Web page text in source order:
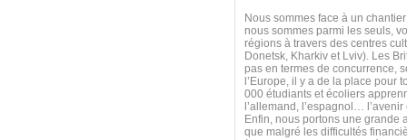
Nous sommes face à un
nous sommes parmi les seuls,
régions à travers des centres
Donetsk, Kharkiv et Lviv). Les
pas en termes de concurrence,
l’Europe, il y a de la place pour
000 étudiants et écoliers
l’allemand, l’espagnol…
Enfin, nous portons une grande
que malgré les difficultés